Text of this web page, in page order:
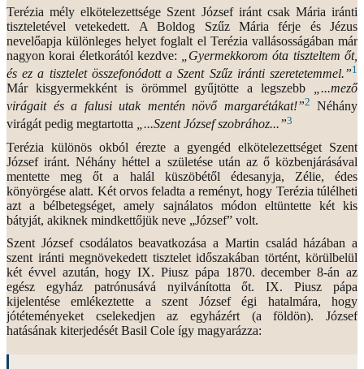
Terézia mély elkötelezettsége Szent József iránt csak Mária iránti
tiszteletével vetekedett. A Boldog Szűz Mária férje és Jézus
nevelőapja különleges helyet foglalt el Terézia vallásosságában már
nagyon korai életkorától kezdve:
„Gyermekkorom óta tiszteltem őt,
és ez a tisztelet összefonódott a Szent Szűz iránti szeretetemmel.”1
Már kisgyermekként is örömmel gyűjtötte a legszebb
„...mező
virágait és a falusi utak mentén növő margarétákat!”2 Néhány
virágát pedig megtartotta „...Szent József szobrához...”3
Terézia különös okból érezte a gyengéd elkötelezettséget Szent
József iránt. Néhány héttel a születése után az ő közbenjárásával
mentette meg őt a halál küszöbétől édesanyja, Zélie, édes
könyörgése alatt. Két orvos feladta a reményt, hogy Terézia túlélheti
azt a bélbetegséget, amely sajnálatos módon eltüntette két kis
bátyját, akiknek mindkettőjük neve „József” volt.
Szent József csodálatos beavatkozása a Martin család házában a
szent iránti megnövekedett tisztelet időszakában történt, körülbelül
két évvel azután, hogy IX. Piusz pápa 1870. december 8-án az
egész egyház patrónusává nyilvánította őt. IX. Piusz pápa
kijelentése emlékeztette a szent József égi hatalmára, hogy
jótéteményeket cselekedjen az egyházért (a földön). József
hatásának kiterjedését Basil Cole így magyarázza: